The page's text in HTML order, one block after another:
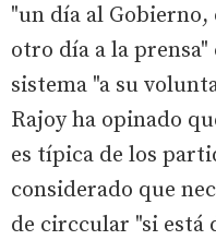
"un día al Gobierno,
otro día a la
sistema "a su
Rajoy ha opinado
es típica de los
considerado que
de circcular "si está